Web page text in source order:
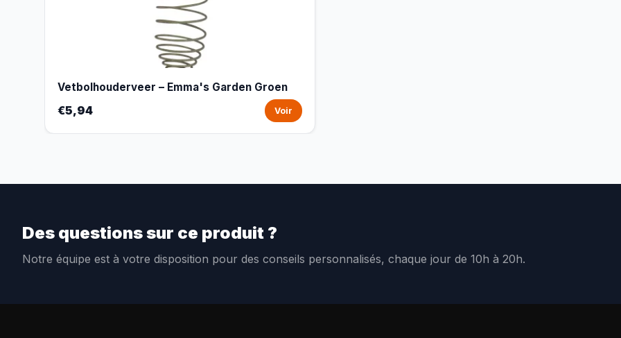
Vetbolhouderveer – Emma's Garden Groen
€5,94 Voir
Des questions sur ce produit ?
Notre équipe est à votre disposition pour des conseils personnalisés, chaque jour de 10h à 20h.